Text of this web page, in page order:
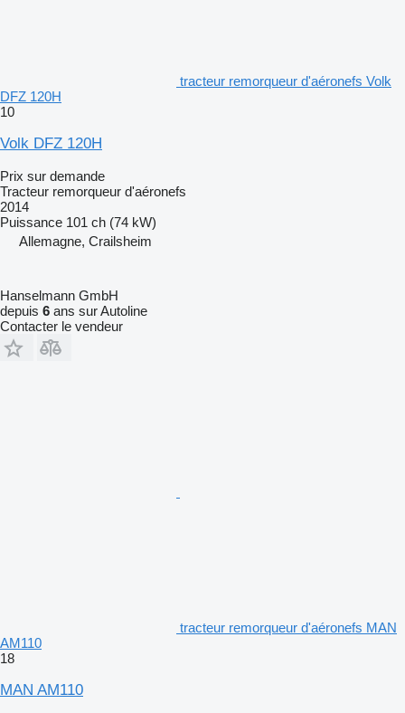
tracteur remorqueur d'aéronefs Volk
DFZ 120H
10
Volk DFZ 120H
Prix sur demande
Tracteur remorqueur d'aéronefs
2014
Puissance 101 ch (74 kW)
Allemagne, Crailsheim
Hanselmann GmbH
depuis 6 ans sur Autoline
Contacter le vendeur
tracteur remorqueur d'aéronefs MAN
AM110
18
MAN AM110